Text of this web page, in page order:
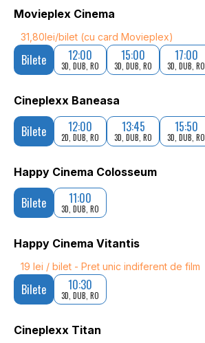
Movieplex Cinema
31,80lei/bilet (cu card Movieplex)
Bilete 12:00
3D, DUB, RO
15:00
3D, DUB, RO
17:00
3D, DUB, RO
Cineplexx Baneasa
Bilete 12:00
2D, DUB, RO
13:45
3D, DUB, RO
15:50
3D, DUB, RO
Happy Cinema Colosseum
Bilete 11:00
3D, DUB, RO
Happy Cinema Vitantis
19 lei / bilet - Pret unic indiferent de film
Bilete 10:30
3D, DUB, RO
Cineplexx Titan